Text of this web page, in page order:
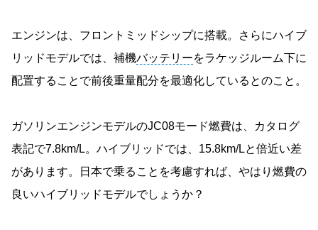
エンジンは、フロントミッドシップに搭載。さらにハイブ
リッドモデルでは、補機バッテリーをラケッジルーム下に
配置することで前後重量配分を最適化しているとのこと。
ガソリンエンジンモデルのJC08モード燃費は、カタログ
表記で7.8km/L。ハイブリッドでは、15.8km/Lと倍近い差
があります。日本で乗ることを考慮すれば、やはり燃費の
良いハイブリッドモデルでしょうか？